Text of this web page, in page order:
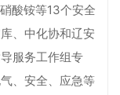
酸铵等13个安全
、中化协和辽安
服务工作组专
、安全、应急等